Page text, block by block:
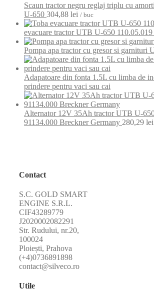
Scaun tractor negru reglaj triplu cu
U-650 304,88 lei / buc
evacuare tractor UTB U-650 110.05.019
Pompa apa tractor cu gresor si garnituri
Adapatoare din fonta 1.5L cu limba de
prindere pentru vaci sau cai
Alternator 12V 35Ah tractor UTB U-
91134.000 Breckner Germany 280,29 lei
Contact
S.C. GOLD SMART
ENGINE S.R.L.
CIF43289779
J2020002082291
Str. Rudului, nr.20,
100024
Ploiești, Prahova
(+4)0736891898
contact@silveco.ro
Utile